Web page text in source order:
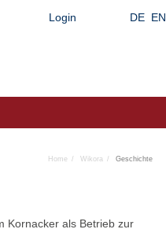
DE EN
Login
Home Wikora Geschichte
Kornacker als Betrieb zur